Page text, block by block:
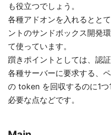
も役立つでしょう。
各種アドオンを入れるとと
ントのサンドボックス開発
て使っています。
躓きポイントとしては、認
各種サーバーに要求する、
の token を回収するのに1
必要な点などです。